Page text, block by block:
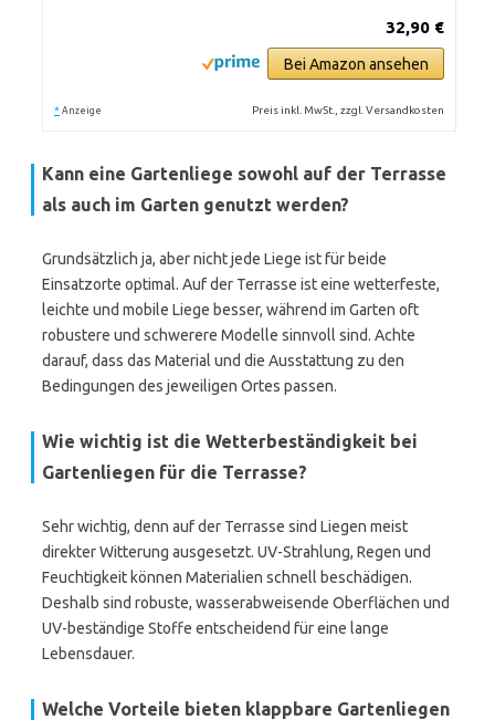
32,90 €
Bei Amazon ansehen
* Anzeige Preis inkl. MwSt., zzgl. Versandkosten
Kann eine Gartenliege sowohl auf der Terrasse
als auch im Garten genutzt werden?
Grundsätzlich ja, aber nicht jede Liege ist für beide
Einsatzorte optimal. Auf der Terrasse ist eine wetterfeste,
leichte und mobile Liege besser, während im Garten oft
robustere und schwerere Modelle sinnvoll sind. Achte
darauf, dass das Material und die Ausstattung zu den
Bedingungen des jeweiligen Ortes passen.
Wie wichtig ist die Wetterbeständigkeit bei
Gartenliegen für die Terrasse?
Sehr wichtig, denn auf der Terrasse sind Liegen meist
direkter Witterung ausgesetzt. UV-Strahlung, Regen und
Feuchtigkeit können Materialien schnell beschädigen.
Deshalb sind robuste, wasserabweisende Oberflächen und
UV-beständige Stoffe entscheidend für eine lange
Lebensdauer.
Welche Vorteile bieten klappbare Gartenliegen